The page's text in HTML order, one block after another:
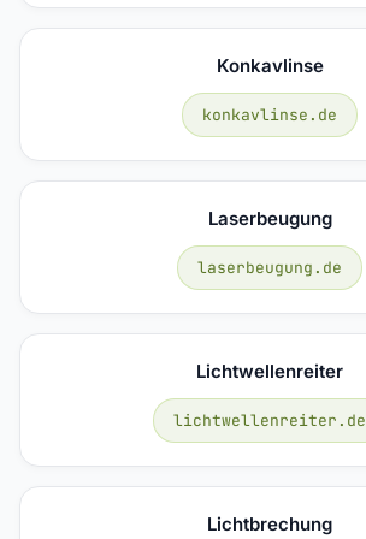
Konkavlinse
konkavlinse.de
Laserbeugung
laserbeugung.de
Lichtwellenreiter
lichtwellenreiter.de
Lichtbrechung